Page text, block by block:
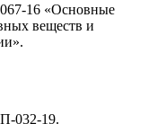
16 «Основные
веществ и
032-19.